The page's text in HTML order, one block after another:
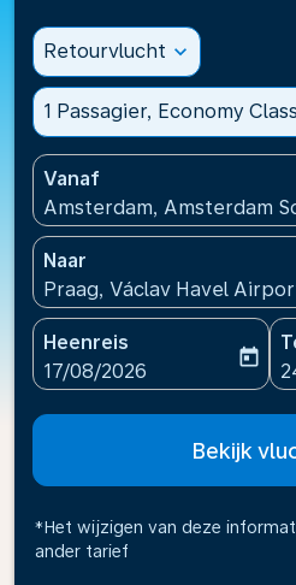
Retourvlucht expand_more
1 Passagier, Economy Class
Vanaf
Amsterdam, Amsterdam
Naar
Praag, Václav Havel
Heenreis
fc-booking-departure-
17/08/2026
today
Bekijk
*Het wijzigen van deze
ander tarief